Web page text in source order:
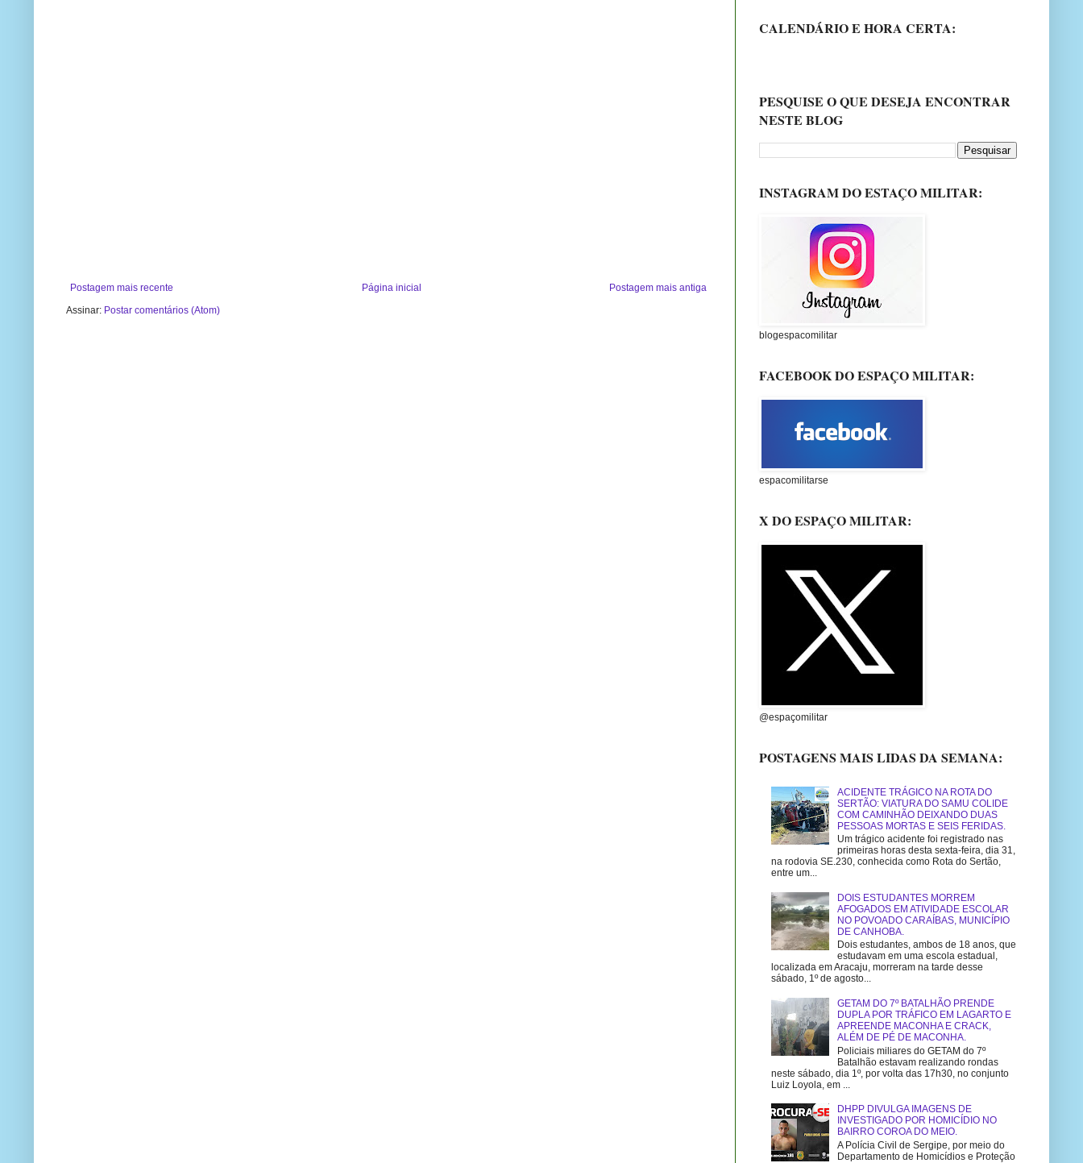
Postagem mais recente Postagem mais antiga
Página inicial
Assinar: Postar comentários (Atom)
CALENDÁRIO E HORA CERTA:
PESQUISE O QUE DESEJA ENCONTRAR
NESTE BLOG
INSTAGRAM DO ESTAÇO MILITAR:
blogespacomilitar
FACEBOOK DO ESPAÇO MILITAR:
espacomilitarse
X DO ESPAÇO MILITAR:
@espaçomilitar
POSTAGENS MAIS LIDAS DA SEMANA:
ACIDENTE TRÁGICO NA ROTA DO
SERTÃO: VIATURA DO SAMU COLIDE
COM CAMINHÃO DEIXANDO DUAS
PESSOAS MORTAS E SEIS FERIDAS.
Um trágico acidente foi registrado nas
primeiras horas desta sexta-feira, dia 31,
na rodovia SE.230, conhecida como Rota do Sertão,
entre um...
DOIS ESTUDANTES MORREM
AFOGADOS EM ATIVIDADE ESCOLAR
NO POVOADO CARAÍBAS, MUNICÍPIO
DE CANHOBA.
Dois estudantes, ambos de 18 anos, que
estudavam em uma escola estadual,
localizada em Aracaju, morreram na tarde desse
sábado, 1º de agosto...
GETAM DO 7º BATALHÃO PRENDE
DUPLA POR TRÁFICO EM LAGARTO E
APREENDE MACONHA E CRACK,
ALÉM DE PÉ DE MACONHA.
Policiais miliares do GETAM do 7º
Batalhão estavam realizando rondas
neste sábado, dia 1º, por volta das 17h30, no conjunto
Luiz Loyola, em ...
DHPP DIVULGA IMAGENS DE
INVESTIGADO POR HOMICÍDIO NO
BAIRRO COROA DO MEIO.
A Polícia Civil de Sergipe, por meio do
Departamento de Homicídios e Proteção